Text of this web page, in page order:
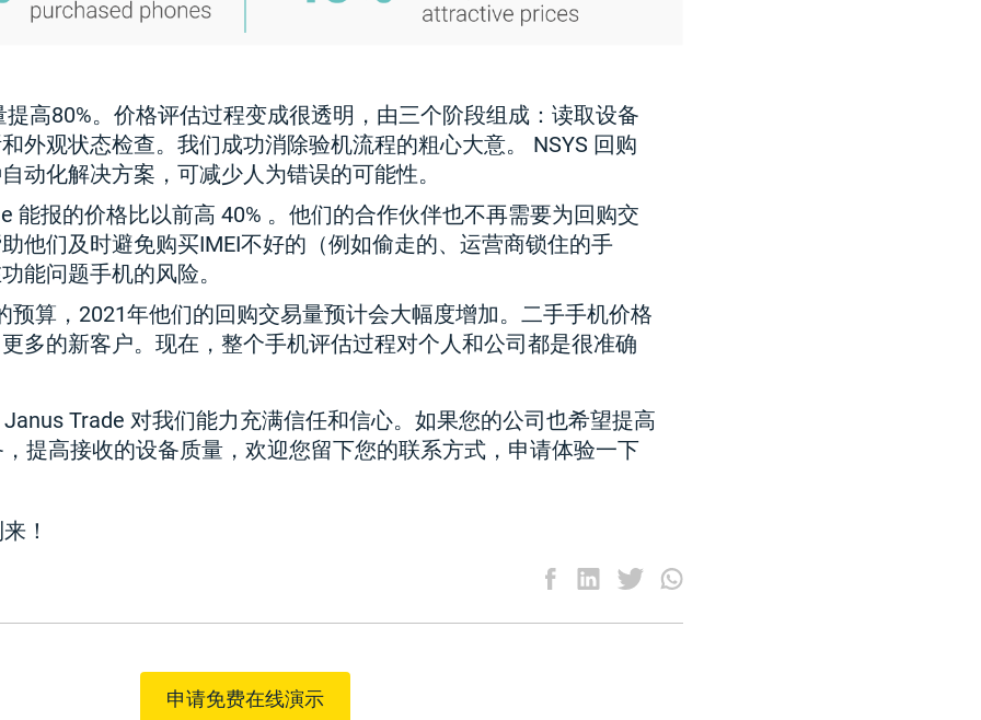
高80%。价格评估过程变成很透明，由三个阶段组成：读取设备
外观状态检查。我们成功消除验机流程的粗心大意。 NSYS 回购
动化解决方案，可减少人为错误的可能性。
能报的价格比以前高 40% 。他们的合作伙伴也不再需要为回购交
他们及时避免购买IMEI不好的（例如偷走的、运营商锁住的手
能问题手机的风险。
预算，2021年他们的回购交易量预计会大幅度增加。二手手机价格
多的新客户。现在，整个手机评估过程对个人和公司都是很准确
Trade 对我们能力充满信任和信心。如果您的公司也希望提高
提高接收的设备质量，欢迎您留下您的联系方式，申请体验一下
！
申请免费在线演示